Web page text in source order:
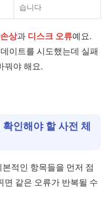
습니다
상과 디스크 오류예요.
이트를 시도했는데 실패
꿔야 해요.
인해야 할 사전 체
적인 항목들을 먼저 점
면 같은 오류가 반복될 수